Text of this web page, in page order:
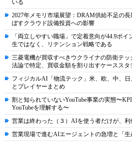
いる
2027年メモリ市場展望：DRAM供給不足の
ぼすクラウド設備投資への影響
「両立しやすい職場」で定着意向が44.9ポ
生ではなく、リテンション戦略である
三菱電機が買収すべきウクライナの防衛テ
法論で特定、買収金額を割り出すケーススタ
フィジカルAI「物流テック」米、欧、中、
とプレイヤーまとめ
割と知られていないYouTube事業の実態〜
YouTubeを理解する〜
営業は終わった（３）AIを使う者だけが、利
営業現場で進むAIエージェントの急増と「